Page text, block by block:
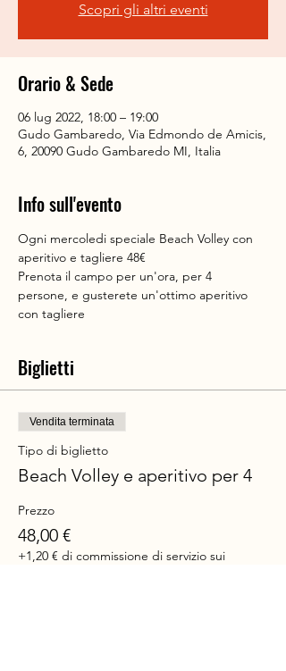
Scopri gli altri eventi
Orario & Sede
06 lug 2022, 18:00 – 19:00
Gudo Gambaredo, Via Edmondo de Amicis,
6, 20090 Gudo Gambaredo MI, Italia
Info sull'evento
Ogni mercoledi speciale Beach Volley con
aperitivo e tagliere 48€
Prenota il campo per un'ora, per 4
persone, e gusterete un'ottimo aperitivo
con tagliere
Biglietti
Vendita terminata
Tipo di biglietto
Beach Volley e aperitivo per 4
Prezzo
48,00 €
+1,20 € di commissione di servizio sui